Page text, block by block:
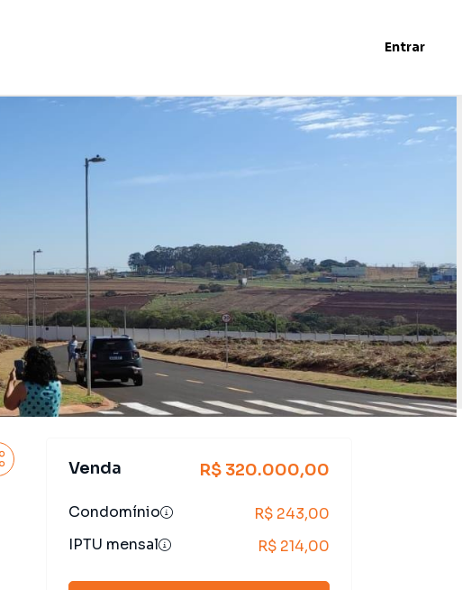
Entrar
Venda R$ 320.000,00
Condomínio
R$ 243,00
IPTU mensal
R$ 214,00